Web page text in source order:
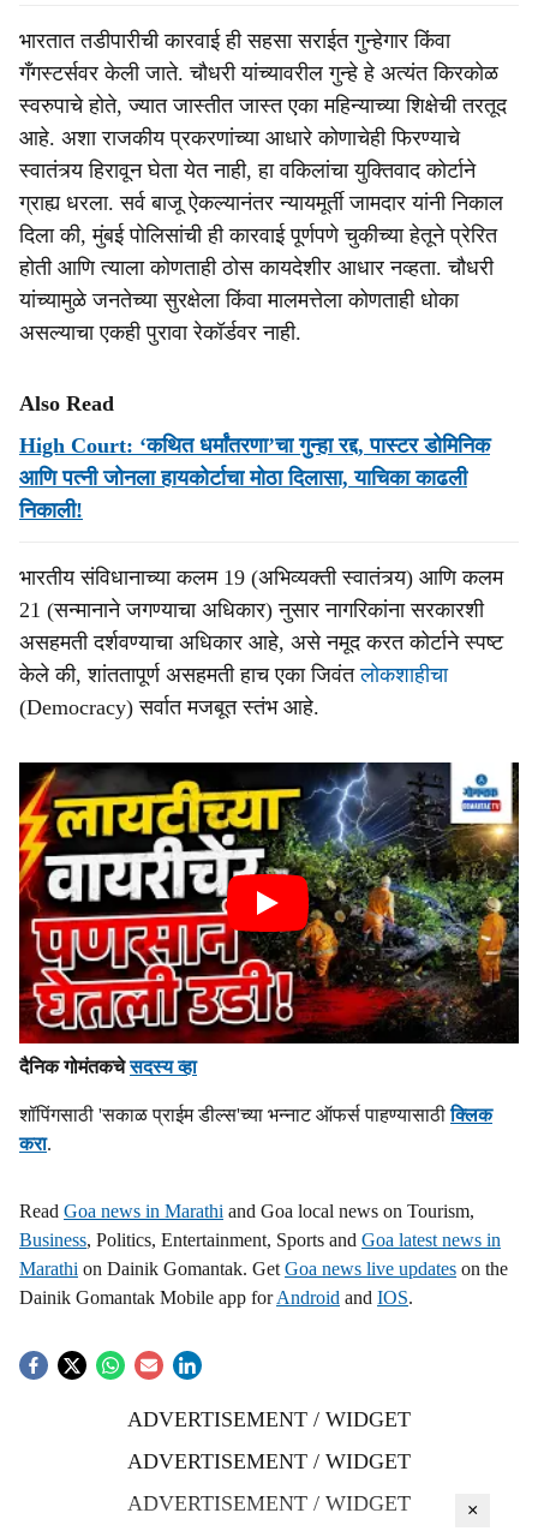
भारतात तडीपारीची कारवाई ही सहसा सराईत गुन्हेगार किंवा
गँगस्टर्सवर केली जाते. चौधरी यांच्यावरील गुन्हे हे अत्यंत किरकोळ
स्वरुपाचे होते, ज्यात जास्तीत जास्त एका महिन्याच्या शिक्षेची तरतूद
आहे. अशा राजकीय प्रकरणांच्या आधारे कोणाचेही फिरण्याचे
स्वातंत्र्य हिरावून घेता येत नाही, हा वकिलांचा युक्तिवाद कोर्टाने
ग्राह्य धरला. सर्व बाजू ऐकल्यानंतर न्यायमूर्ती जामदार यांनी निकाल
दिला की, मुंबई पोलिसांची ही कारवाई पूर्णपणे चुकीच्या हेतूने प्रेरित
होती आणि त्याला कोणताही ठोस कायदेशीर आधार नव्हता. चौधरी
यांच्यामुळे जनतेच्या सुरक्षेला किंवा मालमत्तेला कोणताही धोका
असल्याचा एकही पुरावा रेकॉर्डवर नाही.
Also Read
High Court: ‘कथित धर्मांतरणा’चा गुन्हा रद्द, पास्टर डोमिनिक
आणि पत्नी जोनला हायकोर्टाचा मोठा दिलासा, याचिका काढली
निकाली!
भारतीय संविधानाच्या कलम 19 (अभिव्यक्ती स्वातंत्र्य) आणि कलम
21 (सन्मानाने जगण्याचा अधिकार) नुसार नागरिकांना सरकारशी
असहमती दर्शवण्याचा अधिकार आहे, असे नमूद करत कोर्टाने स्पष्ट
केले की, शांततापूर्ण असहमती हाच एका जिवंतलोकशाहीचा
(Democracy) सर्वात मजबूत स्तंभ आहे.
दैनिक गोमंतकचेसदस्य व्हा
शॉपिंगसाठी 'सकाळ प्राईम डील्स'च्या भन्नाट ऑफर्स पाहण्यासाठीक्लिक
करा.
Read Goa news in Marathi and Goa local news on Tourism,
Business, Politics, Entertainment, Sports and Goa latest news in
Marathi on Dainik Gomantak. Get Goa news live updates on the
Dainik Gomantak Mobile app forAndroid and IOS.
ADVERTISEMENT / WIDGET
ADVERTISEMENT / WIDGET
ADVERTISEMENT / WIDGET
×